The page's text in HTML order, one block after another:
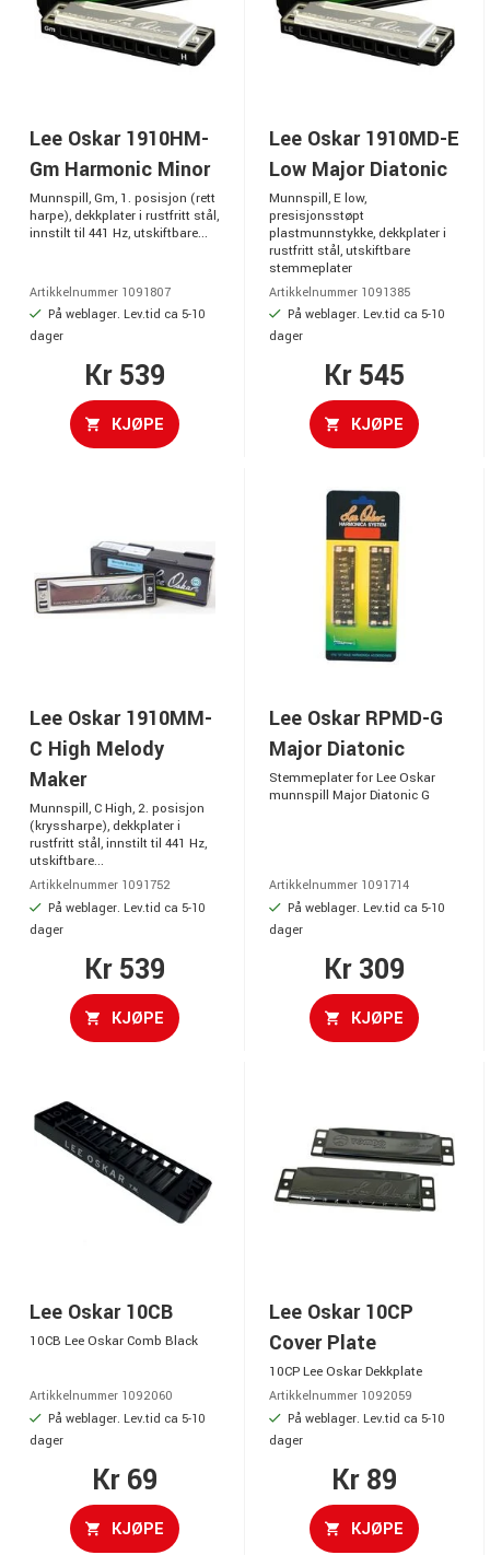
Lee Oskar 1910HM-
Gm Harmonic Minor
Munnspill, Gm, 1. posisjon (rett
harpe), dekkplater i rustfritt stål,
innstilt til 441 Hz, utskiftbare...
Artikkelnummer 1091807
På weblager. Lev.tid ca 5-10
dager
Kr 539
KJØPE
Lee Oskar 1910MD-E
Low Major Diatonic
Munnspill, E low,
presisjonsstøpt
plastmunnstykke, dekkplater i
rustfritt stål, utskiftbare
stemmeplater
Artikkelnummer 1091385
På weblager. Lev.tid ca 5-10
dager
Kr 545
KJØPE
Lee Oskar 1910MM-
C High Melody
Maker
Munnspill, C High, 2. posisjon
(kryssharpe), dekkplater i
rustfritt stål, innstilt til 441 Hz,
utskiftbare...
Artikkelnummer 1091752
På weblager. Lev.tid ca 5-10
dager
Kr 539
KJØPE
Lee Oskar RPMD-G
Major Diatonic
Stemmeplater for Lee Oskar
munnspill Major Diatonic G
Artikkelnummer 1091714
På weblager. Lev.tid ca 5-10
dager
Kr 309
KJØPE
Lee Oskar 10CB
10CB Lee Oskar Comb Black
Artikkelnummer 1092060
På weblager. Lev.tid ca 5-10
dager
Kr 69
KJØPE
Lee Oskar 10CP
Cover Plate
10CP Lee Oskar Dekkplate
Artikkelnummer 1092059
På weblager. Lev.tid ca 5-10
dager
Kr 89
KJØPE